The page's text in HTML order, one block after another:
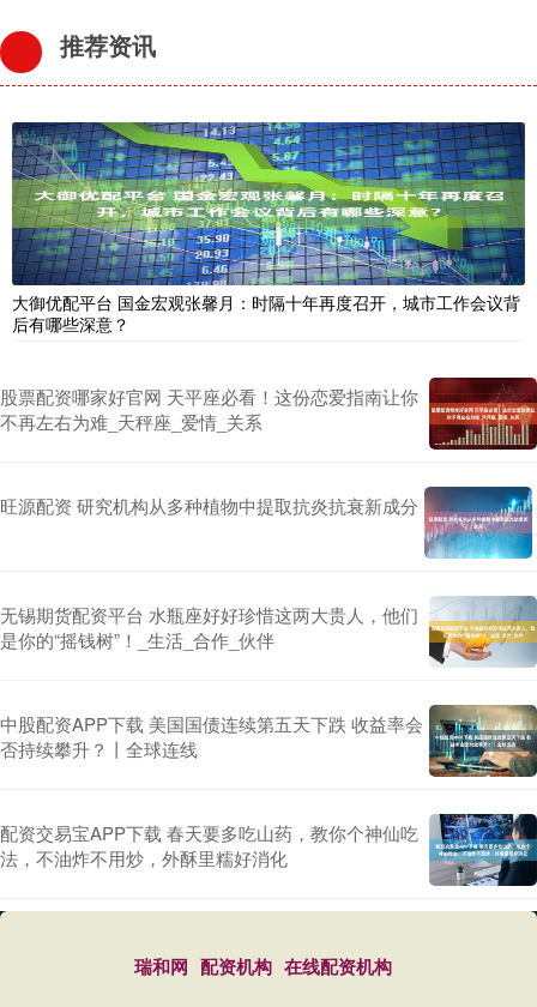
推荐资讯
大御优配平台 国金宏观张馨月：时隔十年再度召开，城市工作会议背
后有哪些深意？
股票配资哪家好官网 天平座必看！这份恋爱指南让你
不再左右为难_天秤座_爱情_关系
旺源配资 研究机构从多种植物中提取抗炎抗衰新成分
无锡期货配资平台 水瓶座好好珍惜这两大贵人，他们
是你的“摇钱树”！_生活_合作_伙伴
中股配资APP下载 美国国债连续第五天下跌 收益率会
否持续攀升？丨全球连线
配资交易宝APP下载 春天要多吃山药，教你个神仙吃
法，不油炸不用炒，外酥里糯好消化
瑞和网 配资机构 在线配资机构